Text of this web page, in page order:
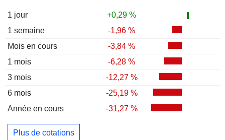
1 jour
+0,29 %
1 semaine
-1,96 %
Mois en cours
-3,84 %
1 mois
-6,28 %
3 mois
-12,27 %
6 mois
-25,19 %
Année en cours
-31,27 %
Plus de cotations